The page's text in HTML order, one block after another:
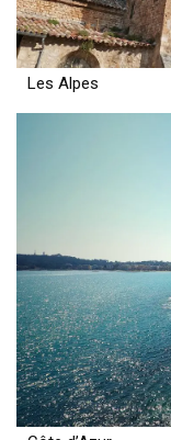
Les Alpes